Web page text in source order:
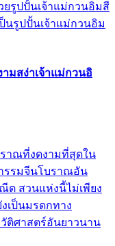
วยรูปปั้นเจ้าแม่กวนอิมสี
นรูปปั้นเจ้าแม่กวนอิม
ามสง่าเจ้าแม่กวนอิ
าณที่งดงามที่สุดใน
กรรมจีนโบราณอัน
ต สวนแห่งนี้ไม่เพียง
เป็นมรดกทาง
ติศาสตร์อันยาวนาน